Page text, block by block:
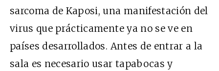
sarcoma de Kaposi, una manifestación del
virus que prácticamente ya no se ve en
países desarrollados. Antes de entrar a la
sala es necesario usar tapabocas y